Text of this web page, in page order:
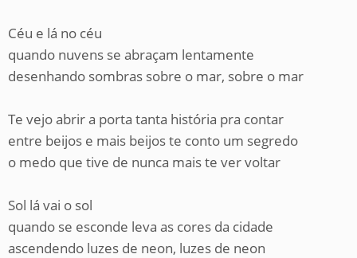
Céu e lá no céu
quando nuvens se abraçam lentamente
desenhando sombras sobre o mar, sobre o mar
Te vejo abrir a porta tanta história pra contar
entre beijos e mais beijos te conto um segredo
o medo que tive de nunca mais te ver voltar
Sol lá vai o sol
quando se esconde leva as cores da cidade
ascendendo luzes de neon, luzes de neon